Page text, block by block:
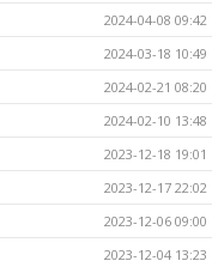
2024-04-08 09:42
2024-03-18 10:49
2024-02-21 08:20
2024-02-10 13:48
2023-12-18 19:01
2023-12-17 22:02
2023-12-06 09:00
2023-12-04 13:23